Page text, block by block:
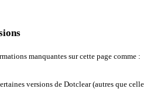
manquantes sur cette page comme :
versions de Dotclear (autres que celle